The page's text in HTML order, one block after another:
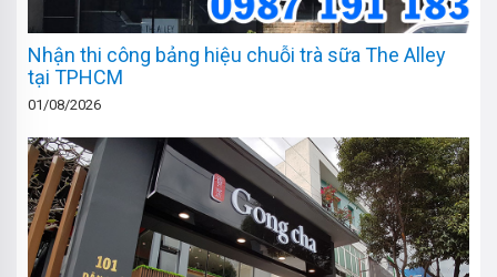
Nhận thi công bảng hiệu chuỗi trà sữa The Alley
tại TPHCM
01/08/2026